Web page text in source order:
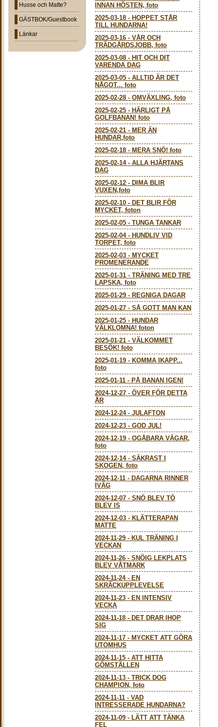
Husse och Matte?
GÄSTBOK/Guestbook
Länkar
INNAN HÖSTEN, foto
2025-03-18 - HOPPET STÅR
TILL HUNDARNA!
2025-03-16 - VÅR OCH
TRÄDGÅRDSJOBB, foto
2025-03-08 - HIT OCH DIT
VARENDA DAG
2025-03-05 - ALLTID ÄR DET
NÅGOT... foto
2025-02-28 - OMVÄXLING, foto
2025-02-25 - HÄRLIGT PÅ
GOLFBANAN! foto
2025-02-21 - MER ÄN
HUNDAR,foto
2025-02-18 - MERA SNÖ! foto
2025-02-14- ALLA HJÄRTANS
DAG
2025-02-12 - DIMA BLIR
VUXEN,foto
2025-02-10 - DET BLIR FÖR
MYCKET, foton
2025-02-05 - TUNGA TANKAR
2025-02-04- HUNDLIV VID
TORPET, foto
2025-02-03 - MYCKET
PROMENERANDE
2025-01-31 - TRÄNING MED TRE
LAPSKA, foto
2025-01-29 - REGNIGA DAGAR
2025-01-27 - SÅ GOTT MAN KAN
2025-01-25 - HUNDAR
VÄLKLOMNA! foton
2025-01-21 - VÄLKOMMET
BESÖK! foto
2025-01-19 - KOMMA IKAPP...
foto
2025-01-11 - PÅ BANAN IGEN!
2024-12-27 - ÖVER FÖR DETTA
ÅR
2024-12-24- JULAFTON
2024-12-23 - GOD JUL!
2024-12-19 - OGÅBARA VÄGAR,
foto
2024-12-14- SÄKRAST I
SKOGEN, foto
2024-12-11 - DAGARNA RINNER
IVÄG
2024-12-07 - SNÖ BLEV TÖ
BLEV IS
2024-12-03 - KLÄTTERAPAN
MATTE
2024-11-29 - KUL TRÄNING I
VECKAN
2024-11-26 - SNÖIG LEKPLATS
BLEV VÅTMARK
2024-11-24- EN
SKRÄCKUPPLEVELSE
2024-11-23 - EN INTENSIV
VECKA
2024-11-18 - DET DRAR IHOP
SIG
2024-11-17 - MYCKET ATT GÖRA
UTOMHUS
2024-11-15 - ATT HITTA
GÖMSTÄLLEN
2024-11-13 - TRICK DOG
CHAMPION, foto
2024-11-11 - VAD
INTRESSERADE HUNDARNA?
2024-11-09 - LÄTT ATT TÄNKA
FEL